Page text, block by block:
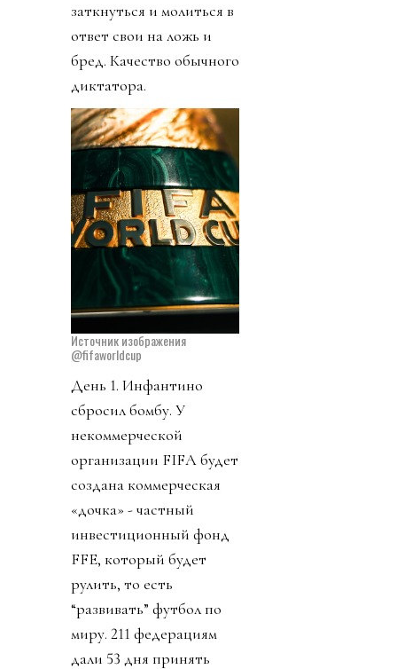
заткнуться и молиться в
ответ свои на ложь и
бред. Качество обычного
диктатора.
Источник изображения
@fifaworldcup
День 1. Инфантино
сбросил бомбу. У
некоммерческой
организации FIFA будет
создана коммерческая
«дочка» - частный
инвестиционный фонд
FFE, который будет
рулить, то есть
“развивать” футбол по
миру. 211 федерациям
дали 53 дня принять